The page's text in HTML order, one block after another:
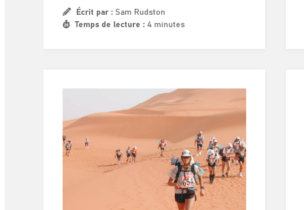
Écrit par : Sam Rudston
Temps de lecture : 4 minutes